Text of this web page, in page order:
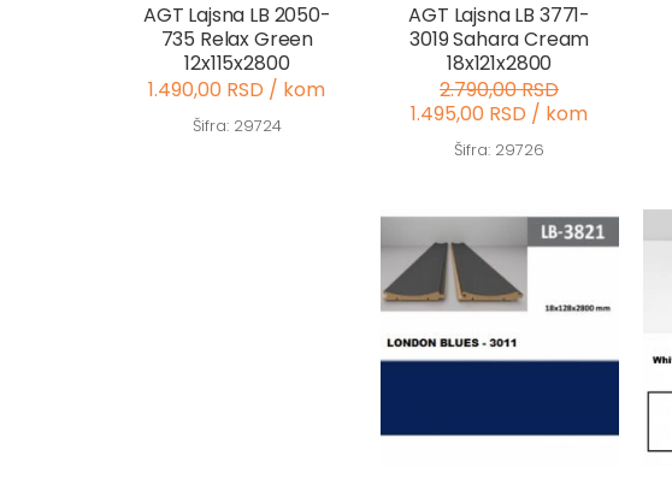
AGT Lajsna LB 2050-
735 Relax Green
12x115x2800
1.490,00 RSD / kom
Šifra: 29724
AGT Lajsna LB 3771-
3019 Sahara Cream
18x121x2800
2.790,00 RSD
1.495,00 RSD / kom
Šifra: 29726